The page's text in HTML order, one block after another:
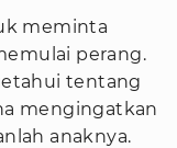
meminta
perang.
tentang
mengingatkan
anaknya.